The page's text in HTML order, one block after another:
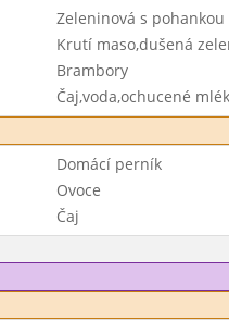
Zeleninová s pohankou
Krutí maso,dušená
Brambory
Čaj,voda,ochucené
Domácí perník
Ovoce
Čaj